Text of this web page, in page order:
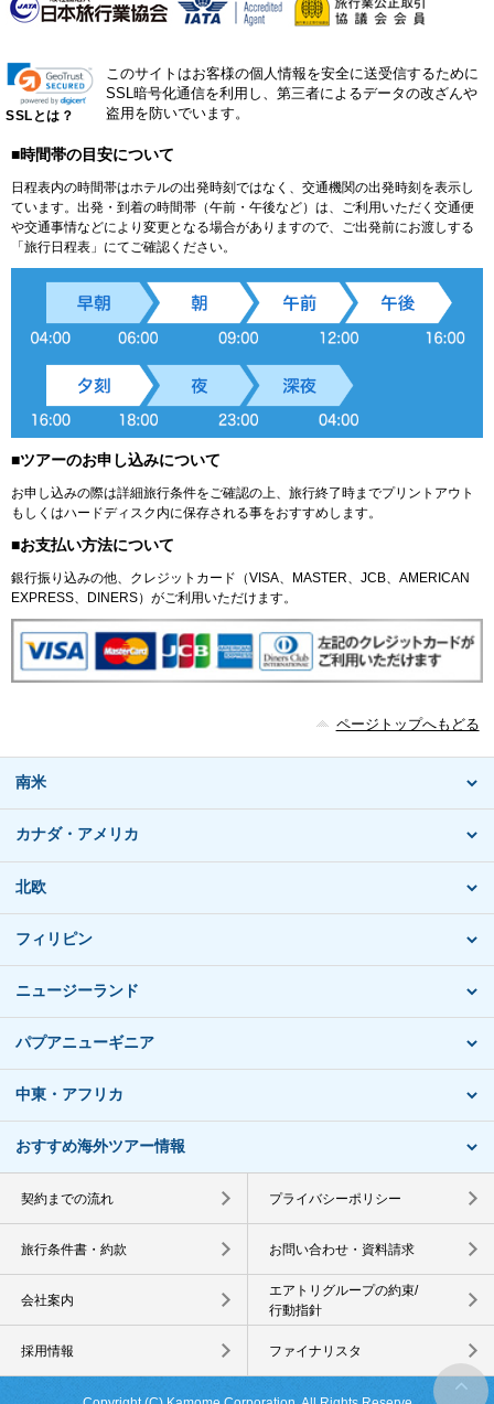
SSLとは？
このサイトはお客様の個人情報を安全に送受信するために
SSL暗号化通信を利用し、第三者によるデータの改ざんや
盗用を防いでいます。
■時間帯の目安について
日程表内の時間帯はホテルの出発時刻ではなく、交通機関の出発時刻を表示し
ています。出発・到着の時間帯（午前・午後など）は、ご利用いただく交通便
や交通事情などにより変更となる場合がありますので、ご出発前にお渡しする
「旅行日程表」にてご確認ください。
■ツアーのお申し込みについて
お申し込みの際は詳細旅行条件をご確認の上、旅行終了時までプリントアウト
もしくはハードディスク内に保存される事をおすすめします。
■お支払い方法について
銀行振り込みの他、クレジットカード（VISA、MASTER、JCB、AMERICAN
EXPRESS、DINERS）がご利用いただけます。
ページトップへもどる
南米
カナダ・アメリカ
北欧
フィリピン
ニュージーランド
パプアニューギニア
中東・アフリカ
おすすめ海外ツアー情報
契約までの流れ プライバシーポリシー
旅行条件書・約款 お問い合わせ・資料請求
会社案内
エアトリグループの約束/
行動指針
採用情報 ファイナリスタ